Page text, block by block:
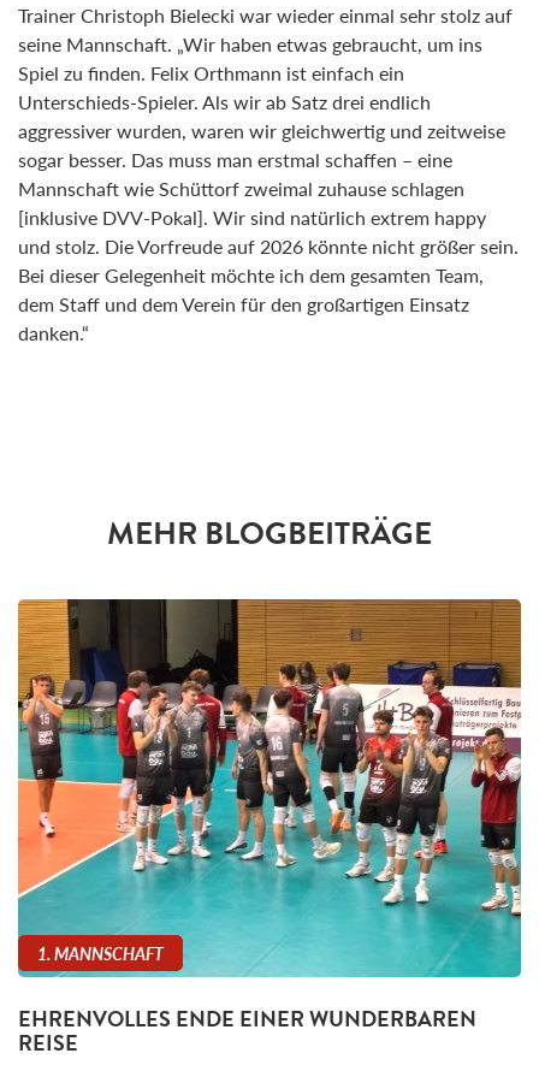
Trainer Christoph Bielecki war wieder einmal sehr stolz auf
seine Mannschaft. „Wir haben etwas gebraucht, um ins
Spiel zu finden. Felix Orthmann ist einfach ein
Unterschieds-Spieler. Als wir ab Satz drei endlich
aggressiver wurden, waren wir gleichwertig und zeitweise
sogar besser. Das muss man erstmal schaffen – eine
Mannschaft wie Schüttorf zweimal zuhause schlagen
[inklusive DVV-Pokal]. Wir sind natürlich extrem happy
und stolz. Die Vorfreude auf 2026 könnte nicht größer sein.
Bei dieser Gelegenheit möchte ich dem gesamten Team,
dem Staff und dem Verein für den großartigen Einsatz
danken.“
MEHR BLOGBEITRÄGE
1. MANNSCHAFT
EHRENVOLLES ENDE EINER WUNDERBAREN
REISE